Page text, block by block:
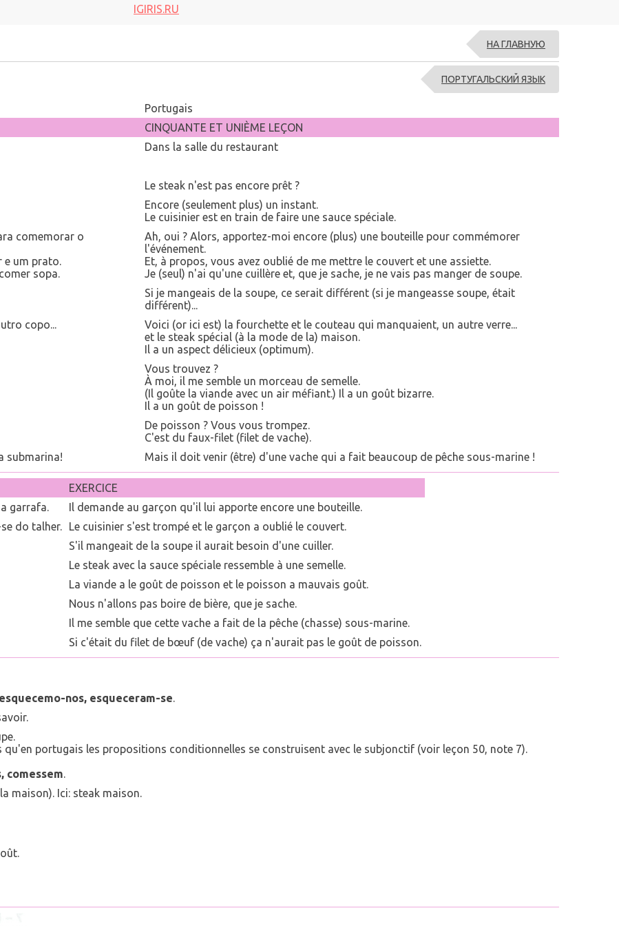
IGIRIS.RU
НА ГЛАВНУЮ
ПОРТУГАЛЬСКИЙ ЯЗЫК
Portugais
CINQUANTE ET UNIÈME LEÇON
Dans la salle du restaurant
Le steak n'est pas encore prêt ?
Encore (seulement plus) un instant.
Le cuisinier est en train de faire une sauce spéciale.
comemorar o
e um prato.
sopa.
Ah, oui ? Alors, apportez-moi encore (plus) une bouteille pour commémorer
l'événement.
Et, à propos, vous avez oublié de me mettre le couvert et une assiette.
Je (seul) n'ai qu'une cuillère et, que je sache, je ne vais pas manger de soupe.
Si je mangeais de la soupe, ce serait différent (si je mangeasse soupe, était
différent)...
copo...
Voici (or ici est) la fourchette et le couteau qui manquaient, un autre verre...
et le steak spécial (à la mode de la) maison.
Il a un aspect délicieux (optimum).
Vous trouvez ?
À moi, il me semble un morceau de semelle.
(Il goûte la viande avec un air méfiant.) Il a un goût bizarre.
Il a un goût de poisson !
De poisson ? Vous vous trompez.
C'est du faux-filet (filet de vache).
submarina! Mais il doit venir (être) d'une vache qui a fait beaucoup de pêche sous-marine !
EXERCICE
garrafa.
Il demande au garçon qu'il lui apporte encore une bouteille.
do talher.
Le cuisinier s'est trompé et le garçon a oublié le couvert.
S'il mangeait de la soupe il aurait besoin d'une cuiller.
Le steak avec la sauce spéciale ressemble à une semelle.
La viande a le goût de poisson et le poisson a mauvais goût.
Nous n'allons pas boire de bière, que je sache.
Il me semble que cette vache a fait de la pêche (chasse) sous-marine.
Si c'était du filet de bœuf (de vache) ça n'aurait pas le goût de poisson.
nos, esqueceram-se.
qu'en portugais les propositions conditionnelles se construisent avec le subjonctif (voir leçon 50, note 7).
comessem.
maison). Ici: steak maison.